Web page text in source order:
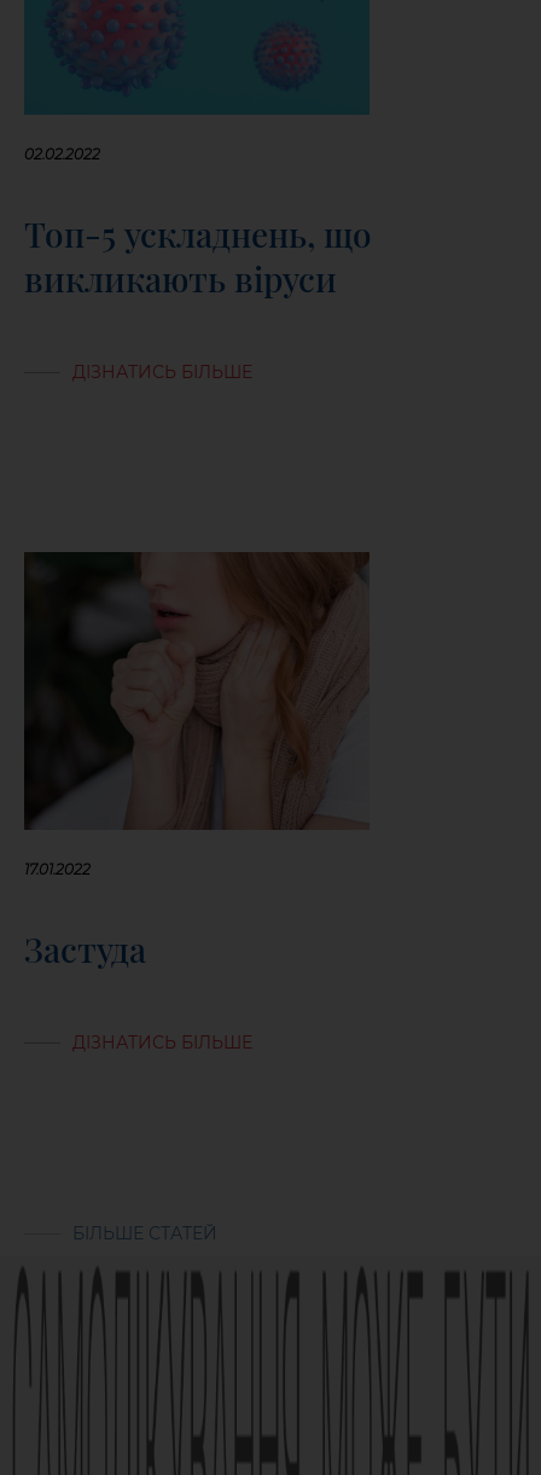
02.02.2022
Топ-5 ускладнень, що
викликають віруси
ДІЗНАТИСЬ БІЛЬШЕ
17.01.2022
Застуда
ДІЗНАТИСЬ БІЛЬШЕ
БІЛЬШЕ СТАТЕЙ
Реклама лікарського засобу. Перед застосуванням лікарського